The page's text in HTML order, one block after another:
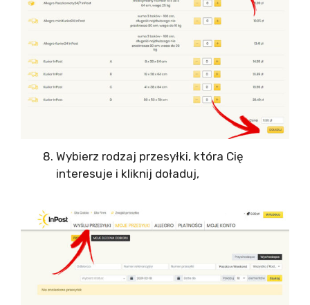
Wybierz rodzaj przesyłki, która Cię
interesuje i kliknij doładuj,